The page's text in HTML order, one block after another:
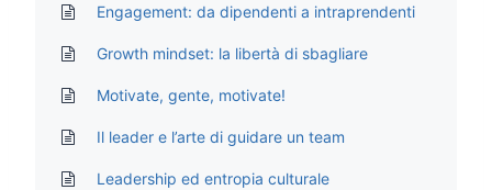
Engagement: da dipendenti a intraprendenti
Growth mindset: la libertà di sbagliare
Motivate, gente, motivate!
Il leader e l’arte di guidare un team
Leadership ed entropia culturale